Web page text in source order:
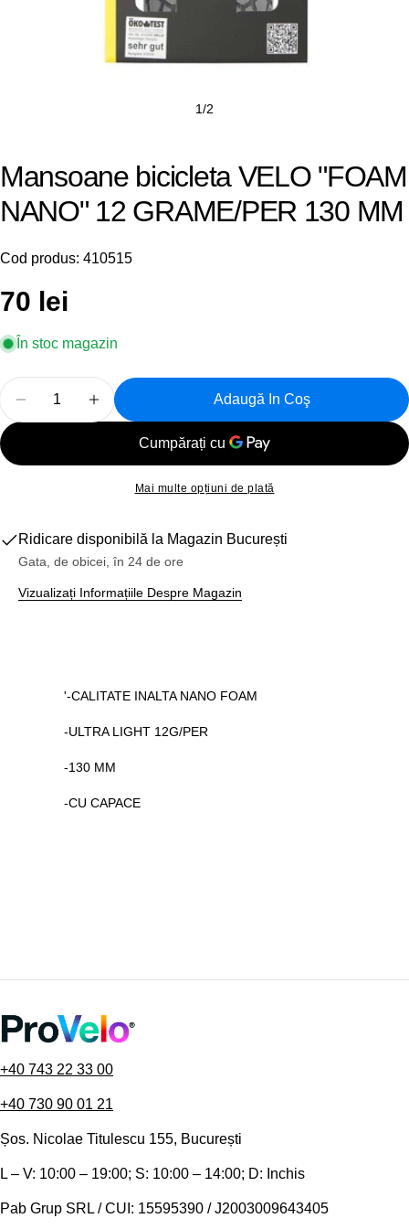
1/2
Mansoane bicicleta VELO "FOAM
NANO" 12 GRAME/PER 130 MM
Cod produs: 410515
Preț
obișnuit
70 lei
În stoc magazin
Reduceți Cantitatea Pentru Mansoane Bicicleta
Creșteți Cantitatea Pentru Mansoane
Adaugă In Coş
Mai multe opțiuni de plată
Ridicare disponibilă la Magazin București
Gata, de obicei, în 24 de ore
Vizualizați Informațiile Despre Magazin
'-CALITATE INALTA NANO FOAM
-ULTRA LIGHT 12G/PER
-130 MM
-CU CAPACE
+40 743 22 33 00
+40 730 90 01 21
Șos. Nicolae Titulescu 155, București
L – V: 10:00 – 19:00; S: 10:00 – 14:00; D: Inchis
Pab Grup SRL / CUI: 15595390 / J2003009643405